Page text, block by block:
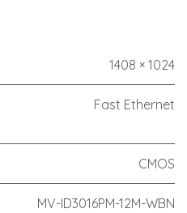
1408 × 1024
Fast Ethernet
CMOS
MV-ID3016PM-12M-WBN